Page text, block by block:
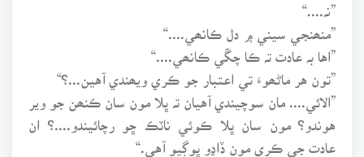
”نہ....“
”منھنجي سيني ۾ دل ڪانھي....“
”اها بہ عادت تہ ڪا چڱي ڪانھي....“
”تون هر ماڻھوءَ تي اعتبار جو ڪري ويھندي آهين...؟“
”الائي.... مان سوچيندي آهيان تہ ڀلا مون سان ڪنھن جو وير
هوندو؟ مون سان ڀلا ڪوئي ناٽڪ ڇو رچائيندو....؟ ان
عادت جي ڪري مون ڏاڍو ڀوڳيو آهي.“